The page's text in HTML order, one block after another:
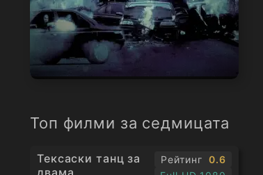
Топ филми за седмицата
Тексаски танц за
двама
Рейтинг
0.6